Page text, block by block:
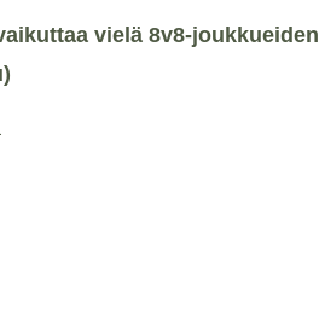
vielä 8v8-joukkueiden